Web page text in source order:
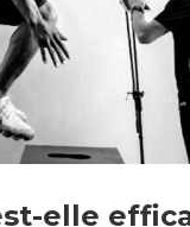
elle